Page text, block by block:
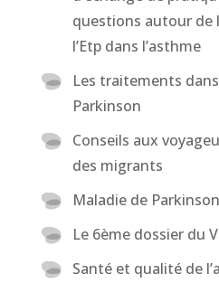
questions autour de
l’Etp dans l’asthme
Les traitements
Parkinson
Conseils aux
des migrants
Maladie de
Le 6ème dossier du
Santé et qualité de